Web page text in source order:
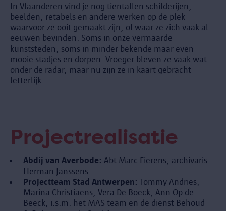
In Vlaanderen vind je nog tientallen schilderijen,
beelden, retabels en andere werken op de plek
waarvoor ze ooit gemaakt zijn, of waar ze zich vaak al
eeuwen bevinden. Soms in onze vermaarde
kunststeden, soms in minder bekende maar even
mooie stadjes en dorpen. Vroeger bleven ze vaak wat
onder de radar, maar nu zijn ze in kaart gebracht –
letterlijk.
Projectrealisatie
Abdij van Averbode: Abt Marc Fierens, archivaris
Herman Janssens
Projectteam Stad Antwerpen: Tommy Andries,
Marina Christiaens, Vera De Boeck, Ann Op de
Beeck, i.s.m. het MAS-team en de dienst Behoud